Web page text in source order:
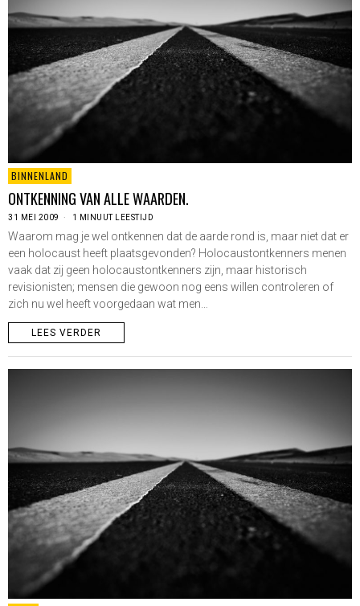
BINNENLAND
ONTKENNING VAN ALLE WAARDEN.
31 MEI 2009 1 MINUUT LEESTIJD
Waarom mag je wel ontkennen dat de aarde rond is, maar niet dat er
een holocaust heeft plaatsgevonden? Holocaustontkenners menen
vaak dat zij geen holocaustontkenners zijn, maar historisch
revisionisten; mensen die gewoon nog eens willen controleren of
zich nu wel heeft voorgedaan wat men…
LEES VERDER